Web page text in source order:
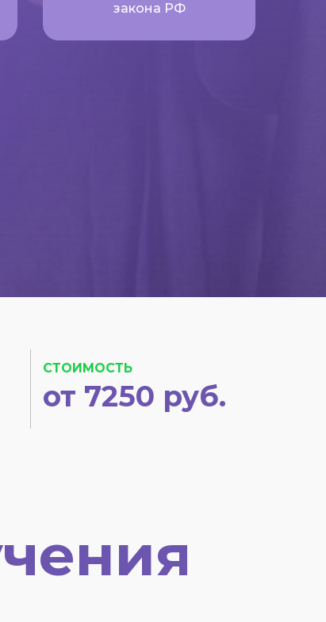
закона РФ
СТОИМОСТЬ
от 7250 руб.